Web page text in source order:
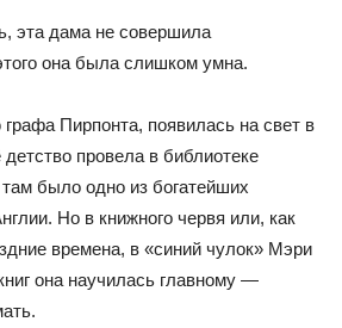
эта дама не совершила
она была слишком умна.
Пирпонта, появилась на свет в
детство провела в библиотеке
было одно из богатейших
Но в книжного червя или, как
времена, в «синий чулок» Мэри
она научилась главному —